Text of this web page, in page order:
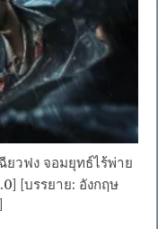
วฟง จอมยุทธ์ไร้พ่าย
[บรรยาย: อังกฤษ